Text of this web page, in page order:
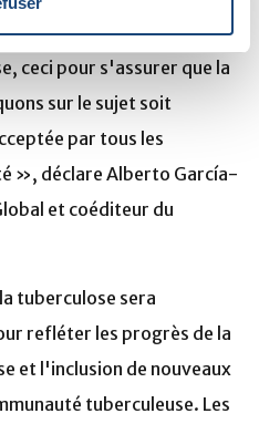
de la tuberculose, des
ceci pour s'assurer que la
sur le sujet soit
par tous les
», déclare Alberto García-
et coéditeur du
tuberculose sera
refléter les progrès de la
et l'inclusion de nouveaux
tuberculeuse. Les